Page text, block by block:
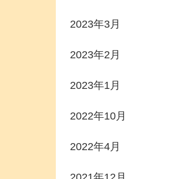
2023年3月
2023年2月
2023年1月
2022年10月
2022年4月